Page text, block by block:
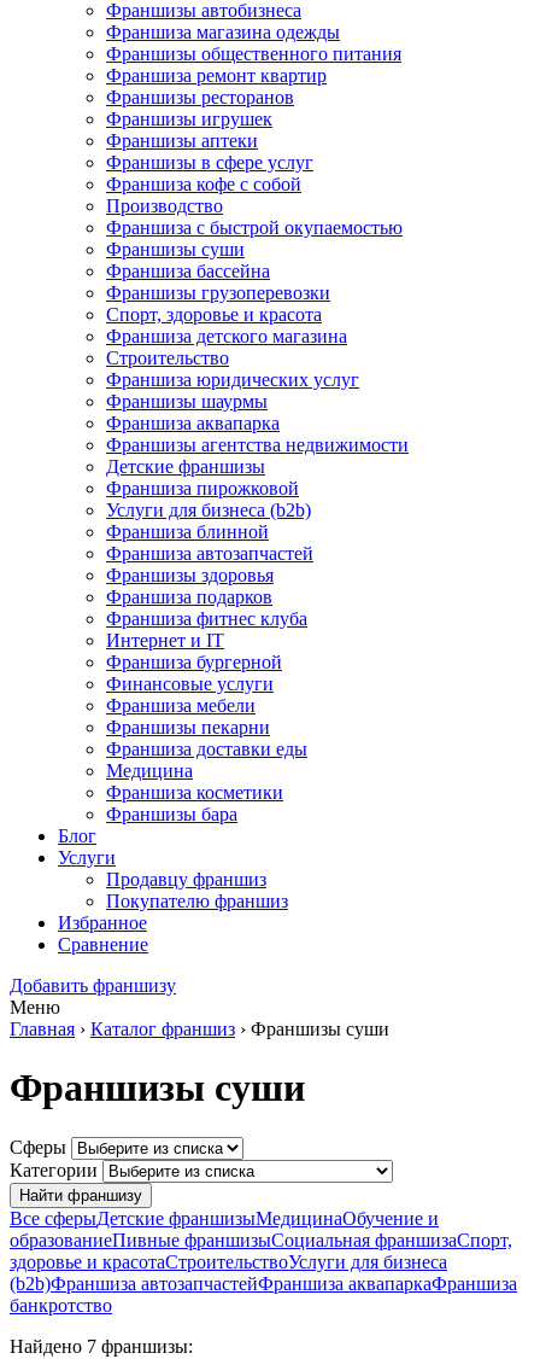
Франшизы автобизнеса
Франшиза магазина одежды
Франшизы общественного питания
Франшиза ремонт квартир
Франшизы ресторанов
Франшизы игрушек
Франшизы аптеки
Франшизы в сфере услуг
Франшиза кофе с собой
Производство
Франшиза с быстрой окупаемостью
Франшизы суши
Франшиза бассейна
Франшизы грузоперевозки
Спорт, здоровье и красота
Франшиза детского магазина
Строительство
Франшиза юридических услуг
Франшизы шаурмы
Франшиза аквапарка
Франшизы агентства недвижимости
Детские франшизы
Франшиза пирожковой
Услуги для бизнеса (b2b)
Франшиза блинной
Франшиза автозапчастей
Франшизы здоровья
Франшиза подарков
Франшиза фитнес клуба
Интернет и IT
Франшиза бургерной
Финансовые услуги
Франшиза мебели
Франшизы пекарни
Франшиза доставки еды
Медицина
Франшиза косметики
Франшизы бара
Блог
Услуги
Продавцу франшиз
Покупателю франшиз
Избранное
Сравнение
Добавить франшизу
Меню
Главная › Каталог франшиз › Франшизы суши
Франшизы суши
Сферы
Категории
Найти франшизу
Все сферыДетские франшизыМедицинаОбучение и
образованиеПивные франшизыСоциальная франшизаСпорт,
здоровье и красотаСтроительствоУслуги для бизнеса
(b2b)Франшиза автозапчастейФраншиза аквапаркаФраншиза
банкротство
Найдено 7 франшизы: